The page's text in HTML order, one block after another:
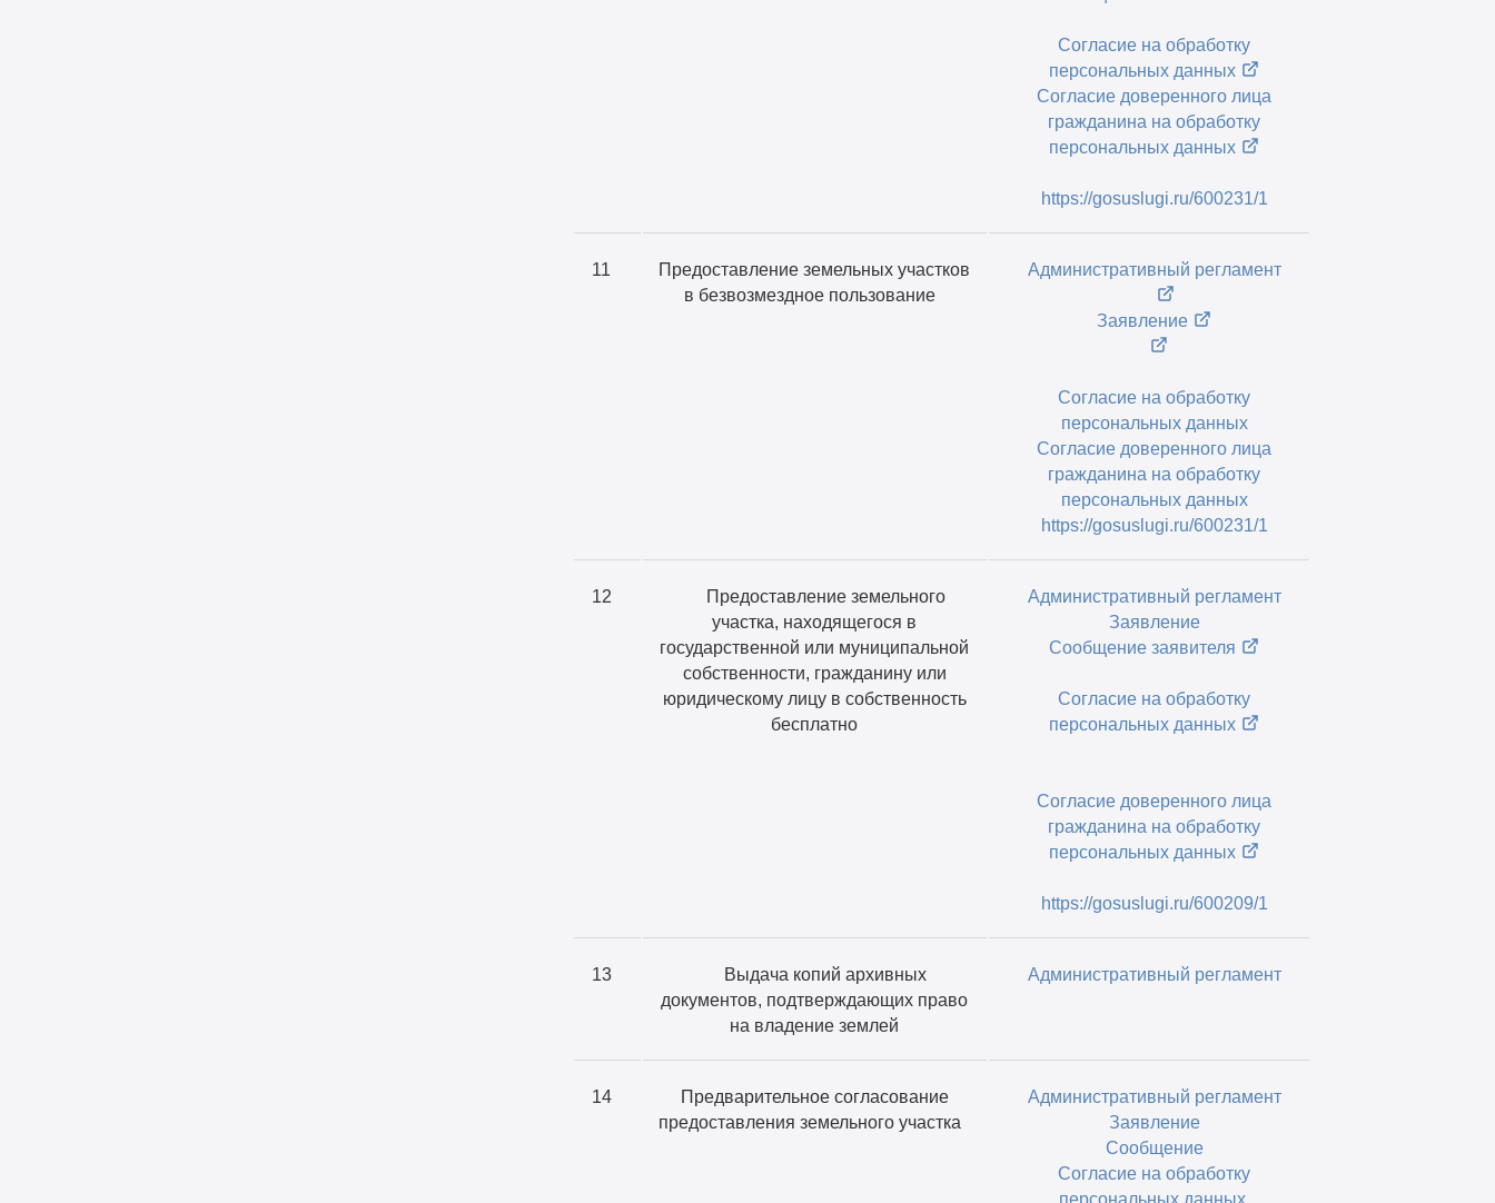
Согласие на обработку
персональных данных
Согласие доверенного лица
гражданина на обработку
персональных данных
https://gosuslugi.ru/600231/1
11
Предоставление земельных участков
в безвозмездное пользование
Административный регламент
Заявление
Согласие на обработку
персональных данных
Согласие доверенного лица
гражданина на обработку
персональных данных
https://gosuslugi.ru/600231/1
12
Предоставление земельного
участка, находящегося в
государственной или муниципальной
собственности, гражданину или
юридическому лицу в собственность
бесплатно
Административный регламент
Заявление
Сообщение заявителя
Согласие на обработку
персональных данных
Согласие доверенного лица
гражданина на обработку
персональных данных
https://gosuslugi.ru/600209/1
13
Выдача копий архивных
документов, подтверждающих право
на владение землей
Административный регламент
14
Предварительное согласование
предоставления земельного участка
Административный регламент
Заявление
Сообщение
Согласие на обработку
персональных данных